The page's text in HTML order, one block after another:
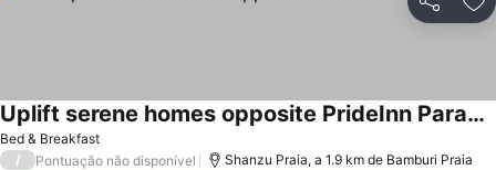
Partilhar
Bed & Breakfast
Uplift serene homes opposite PrideInn Paradise
/ Pontuação não disponível Shanzu Praia, a 1.9 km de Bamburi Praia